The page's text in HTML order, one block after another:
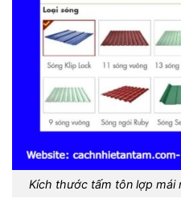
Kích thước tấm tôn lợp mái